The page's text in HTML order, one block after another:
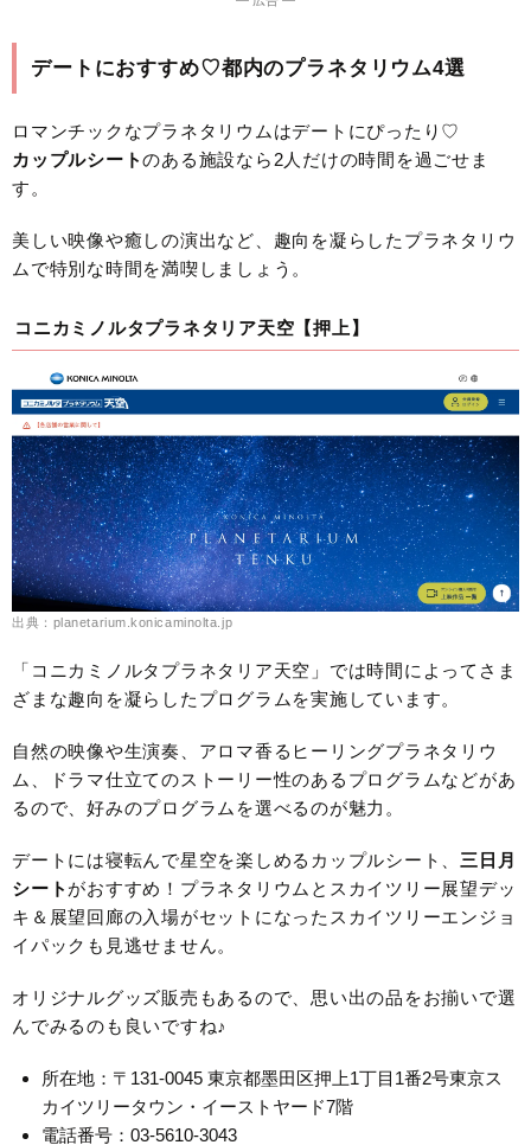
デートにおすすめ♡都内のプラネタリウム4選
ロマンチックなプラネタリウムはデートにぴったり♡
カップルシートのある施設なら2人だけの時間を過ごせま
す。
美しい映像や癒しの演出など、趣向を凝らしたプラネタリウ
ムで特別な時間を満喫しましょう。
コニカミノルタプラネタリア天空【押上】
出典：planetarium.konicaminolta.jp
「コニカミノルタプラネタリア天空」では時間によってさま
ざまな趣向を凝らしたプログラムを実施しています。
自然の映像や生演奏、アロマ香るヒーリングプラネタリウ
ム、ドラマ仕立てのストーリー性のあるプログラムなどがあ
るので、好みのプログラムを選べるのが魅力。
デートには寝転んで星空を楽しめるカップルシート、 三日月
シート がおすすめ！プラネタリウムとスカイツリー展望デッ
キ＆展望回廊の入場がセットになったスカイツリーエンジョ
イパックも見逃せません。
オリジナルグッズ販売もあるので、思い出の品をお揃いで選
んでみるのも良いですね♪
所在地：〒131-0045 東京都墨田区押上1丁目1番2号東京ス
カイツリータウン・イーストヤード7階
電話番号：03-5610-3043